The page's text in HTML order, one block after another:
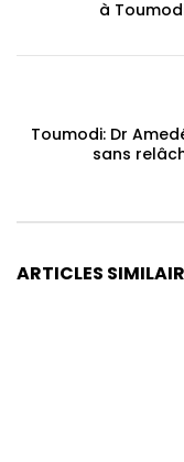
à
Toumodi: Dr
sans
ARTICLES